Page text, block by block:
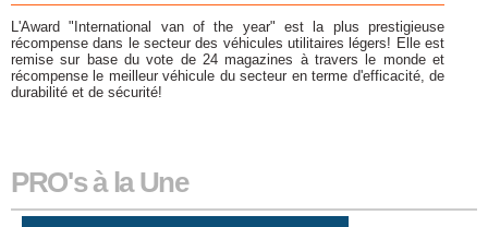
L'Award "International van of the year" est la plus prestigieuse
récompense dans le secteur des véhicules utilitaires légers! Elle est
remise sur base du vote de 24 magazines à travers le monde et
récompense le meilleur véhicule du secteur en terme d'efficacité, de
durabilité et de sécurité!
PRO's à la Une